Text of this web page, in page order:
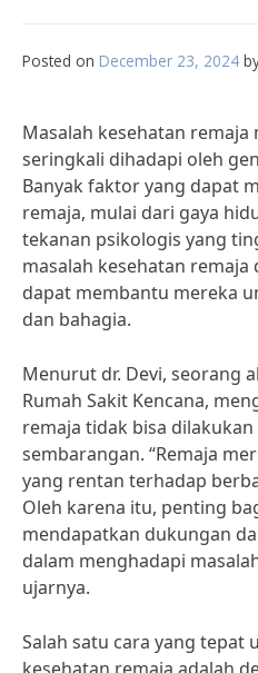
Posted on December 23, 2024
Masalah kesehatan remaja
seringkali dihadapi oleh
Banyak faktor yang dapat
remaja, mulai dari gaya
tekanan psikologis yang
masalah kesehatan
dapat membantu mereka
dan bahagia.
Menurut dr. Devi, seorang
Rumah Sakit Kencana,
remaja tidak bisa
sembarangan. “Remaja
yang rentan terhadap
Oleh karena itu, penting
mendapatkan dukungan
dalam menghadapi
ujarnya.
Salah satu cara yang tepat